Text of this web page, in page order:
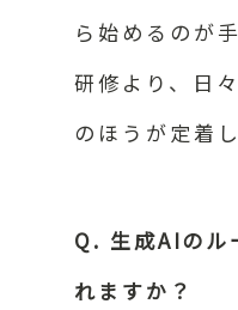
ら始めるのが
研修より、日
のほうが定着
Q. 生成AIのル
れますか？